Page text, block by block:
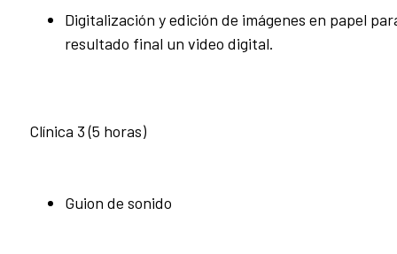
Digitalización y edición de imágenes en papel
resultado final un video digital.
Clínica 3 (5 horas)
Guion de sonido